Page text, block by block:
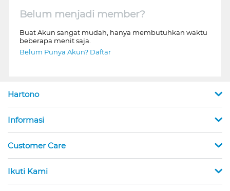
Belum menjadi member?
Buat Akun sangat mudah, hanya membutuhkan waktu
beberapa menit saja.
Belum Punya Akun? Daftar
Hartono
Informasi
Customer Care
Ikuti Kami